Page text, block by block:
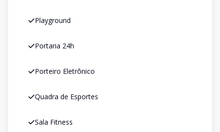
Playground
Portaria 24h
Porteiro Eletrônico
Quadra de Esportes
Sala Fitness